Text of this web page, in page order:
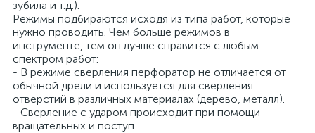
зубила и т.д.).
Режимы подбираются исходя из типа работ, которые
нужно проводить. Чем больше режимов в
инструменте, тем он лучше справится с любым
спектром работ:
- В режиме сверления перфоратор не отличается от
обычной дрели и используется для сверления
отверстий в различных материалах (дерево, металл).
- Сверление с ударом происходит при помощи
вращательных и поступ